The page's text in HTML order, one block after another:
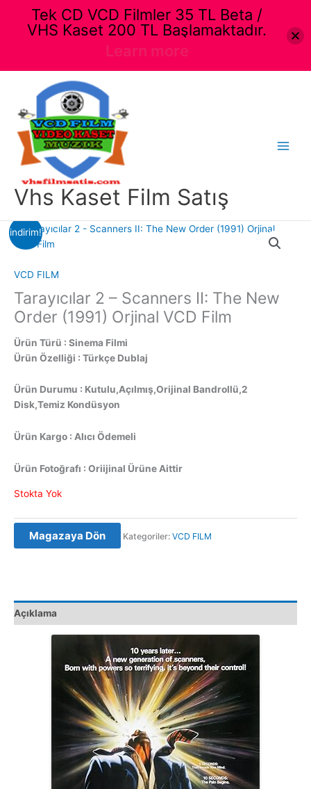
Vhs Kaset Film Satış
indirim!
VCD FILM
Tarayıcılar 2 – Scanners II: The New
Order (1991) Orjinal VCD Film
Ürün Türü : Sinema Filmi
Ürün Özelliği : Türkçe Dublaj
Ürün Durumu : Kutulu,Açılmış,Orijinal Bandrollü,2
Disk,Temiz Kondüsyon
Ürün Kargo : Alıcı Ödemeli
Ürün Fotoğrafı : Oriijinal Ürüne Aittir
Stokta Yok
Magazaya Dön Kategoriler: VCD FILM
Açıklama
Tek CD VCD Filmler 35 TL Beta /
VHS Kaset 200 TL Başlamaktadır.
Learn more